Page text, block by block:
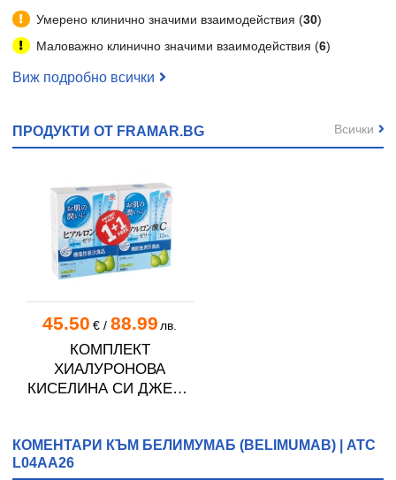
Умерено клинично значими взаимодействия (30)
Маловажно клинично значими взаимодействия (6)
Виж подробно всички
ПРОДУКТИ ОТ FRAMAR.BG
45.50 €/ 88.99 лв.
КОМПЛЕКТ
ХИАЛУРОНОВА
КИСЕЛИНА СИ ДЖЕЛИ
Всички
КОМЕНТАРИ КЪМ БЕЛИМУМАБ (BELIMUMAB) | ATC
L04AA26